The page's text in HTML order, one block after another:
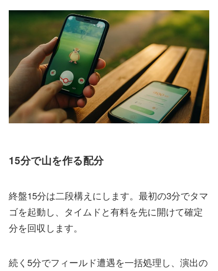
15分で山を作る配分
終盤15分は二段構えにします。最初の3分でタマ
ゴを起動し、タイムドと有料を先に開けて確定
分を回収します。
続く5分でフィールド遭遇を一括処理し、演出の